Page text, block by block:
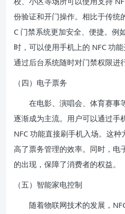
份验证和开门操作。相比于传统
C 门禁系统更加安全、便捷。例
时，可以使用手机上的 NFC 功
通过后台系统随时对门禁权限进
（四）电子票务
在电影、演唱会、体育赛事
逐渐成为主流。用户可以通过手
NFC 功能直接刷手机入场。这
高了票务管理的效率。同时，电
的出现，保障了消费者的权益。
（五）智能家电控制
随着物联网技术的发展，